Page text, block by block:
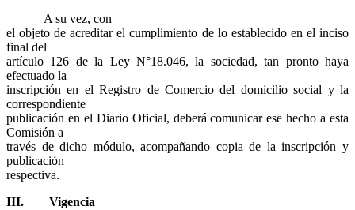
A su vez, con
el objeto de acreditar el cumplimiento de lo establecido en el inciso
final del
artículo 126 de la Ley N°18.046, la sociedad, tan pronto haya
efectuado la
inscripción en el Registro de Comercio del domicilio social y la
correspondiente
publicación en el Diario Oficial, deberá comunicar ese hecho a esta
Comisión a
través de dicho módulo, acompañando copia de la inscripción y
publicación
respectiva.
III.
Vigencia